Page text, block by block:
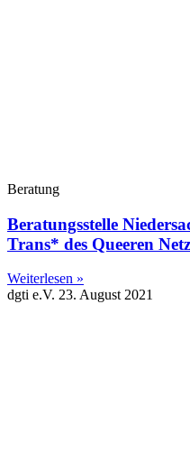
Beratung
Beratungsstelle
Trans* des Queeren
Weiterlesen »
dgti e.V. 23. August 2021